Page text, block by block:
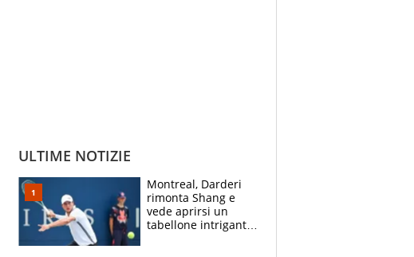
ULTIME NOTIZIE
Montreal, Darderi
rimonta Shang e
vede aprirsi un
tabellone intrigante: